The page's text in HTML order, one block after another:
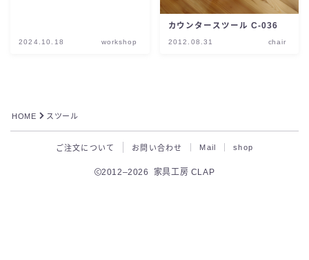
2024.10.18 workshop
カウンタースツール C-036
2012.08.31 chair
HOME スツール
ご注文について お問い合わせ Mail shop
2012–2026 家具工房 CLAP